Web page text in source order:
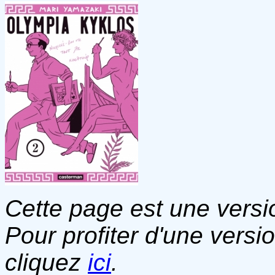
Cette page est une
Pour profiter d'une
cliquez ici.